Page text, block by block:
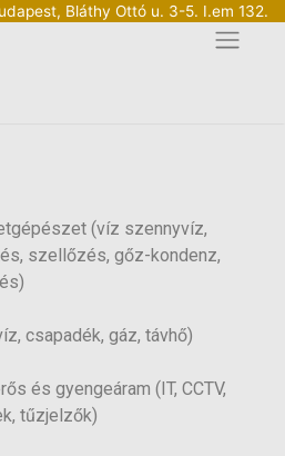
Bláthy Ottó u. 3-5. I.em 132.
(víz szennyvíz,
szellőzés, gőz-kondenz,
csapadék, gáz, távhő)
és gyengeáram (IT, CCTV,
tűzjelzők)